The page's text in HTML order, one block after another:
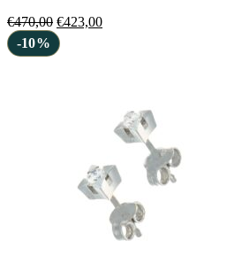
€470,00 €423,00
-10%